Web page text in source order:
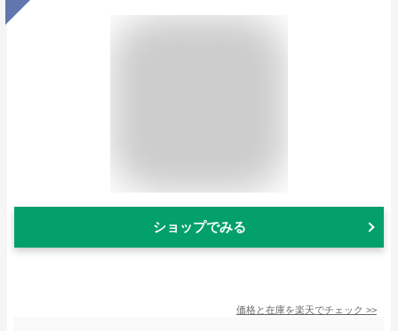
ショップでみる
価格と在庫を楽天でチェック >>